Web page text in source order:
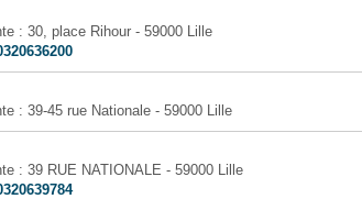
: 30, place Rihour - 59000 Lille
: 39-45 rue Nationale - 59000 Lille
: 39 RUE NATIONALE - 59000 Lille